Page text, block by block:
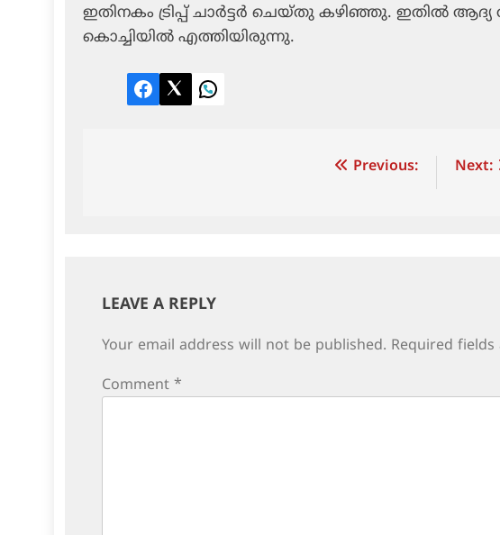
ഇതിനകം ട്രിപ്പ് ചാര്‍ട്ടര്‍ ചെയ്തു കഴിഞ്ഞു. ഇതില്‍
കൊച്ചിയില്‍ എത്തിയിരുന്നു.
Facebook
TwitterLinkedIn
Previous: Next:
LEAVE A REPLY
Your email address will not be published. Required
Comment *